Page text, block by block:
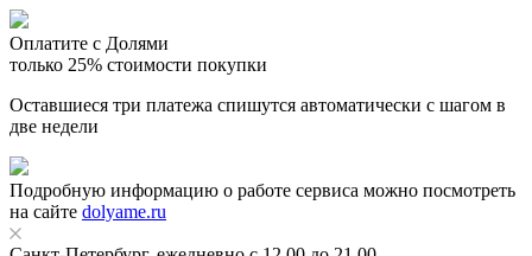
Оплатите с Долями
только 25% стоимости покупки
Оставшиеся три платежа спишутся автоматически с шагом в
две недели
Подробную информацию о работе сервиса можно посмотреть
на сайте dolyame.ru